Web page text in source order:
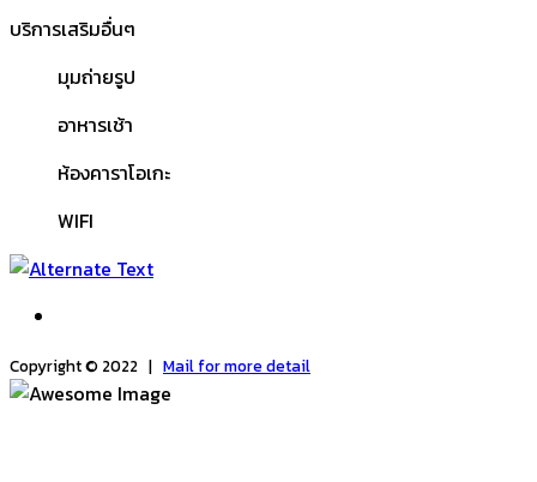
บริการเสริมอื่นๆ
มุมถ่ายรูป
อาหารเช้า
ห้องคาราโอเกะ
WIFI
Copyright © 2022 | Mail for more detail